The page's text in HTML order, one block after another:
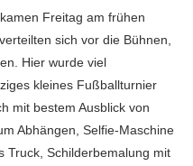
Freitag am frühen
sich vor die Bühnen,
Hier wurde viel
kleines Fußballturnier
mit bestem Ausblick von
Abhängen, Selfie-Maschine
Truck, Schilderbemalung mit